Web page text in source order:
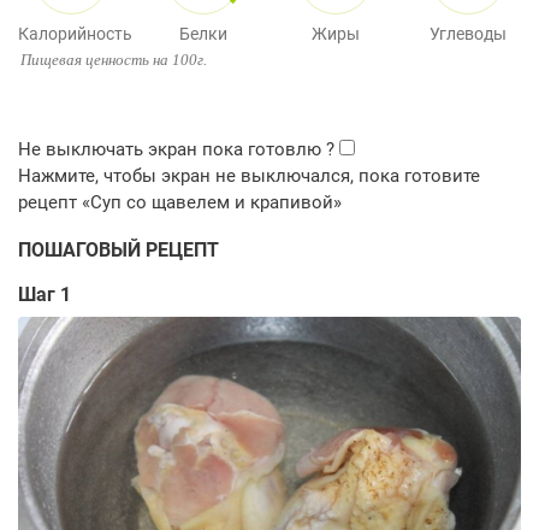
Калорийность Белки Жиры Углеводы
Пищевая ценность на 100г.
ПОШАГОВЫЙ РЕЦЕПТ
Шаг 1